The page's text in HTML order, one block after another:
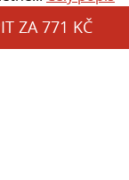
ZA 771 KČ